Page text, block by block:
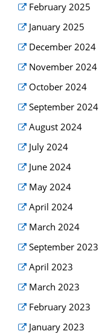
February 2025
January 2025
December 2024
November 2024
October 2024
September 2024
August 2024
July 2024
June 2024
May 2024
April 2024
March 2024
September 2023
April 2023
March 2023
February 2023
January 2023